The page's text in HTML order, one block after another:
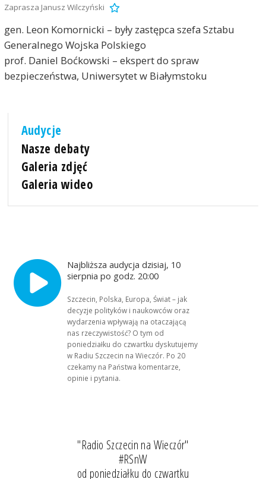
Zaprasza Janusz Wilczyński
gen. Leon Komornicki – były zastępca szefa Sztabu
Generalnego Wojska Polskiego
prof. Daniel Boćkowski – ekspert do spraw
bezpieczeństwa, Uniwersytet w Białymstoku
Audycje
Nasze debaty
Galeria zdjęć
Galeria wideo
Najbliższa audycja dzisiaj, 10
sierpnia po godz. 20:00
Szczecin, Polska, Europa, Świat – jak
decyzje polityków i naukowców oraz
wydarzenia wpływają na otaczającą
nas rzeczywistość? O tym od
poniedziałku do czwartku dyskutujemy
w Radiu Szczecin na Wieczór. Po 20
czekamy na Państwa komentarze,
opinie i pytania.
"Radio Szczecin na Wieczór"
#RSnW
od poniedziałku do czwartku